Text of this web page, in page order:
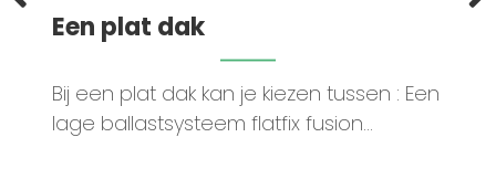
Een plat dak
Bij een plat dak kan je kiezen tussen : Een
lage ballastsysteem flatfix fusion...